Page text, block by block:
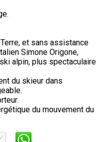
et sans assistance
Simone Origone,
alpin, plus spectaculaire
du skieur dans
du mouvement du